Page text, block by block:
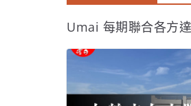
Umai 每期聯合各方